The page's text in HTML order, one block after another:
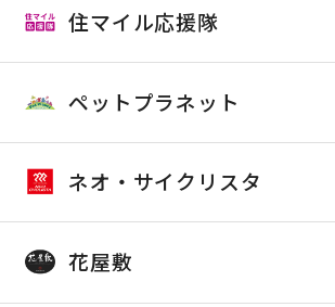
住マイル応援隊
ペットプラネット
ネオ・サイクリスタ
花屋敷
店舗限定
TOP
SDGsへの取り組み
カンセキが応援している企業様
カンセキが提供している番組